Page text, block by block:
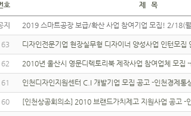
호
제 목
지 2019 스마트공장 보급/확산 사업 참여기업 모집! 2/18(
디자인전문기업 현장실무형 디자이너 양성사업 인턴모
2010년 울산시 영문디렉토리북 제작사업 참여업체 모집
인천디자인지원센터 C.I 개발기업 모집 공고 -인천경제통
[인천상공회의소] 2010 브랜드가치제고 지원사업 공고 -